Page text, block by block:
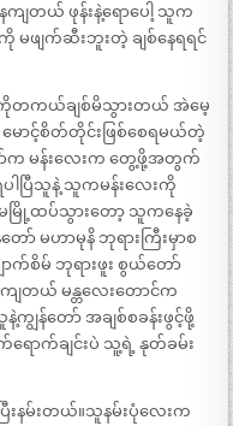
ကျတယ် ဖုန်းနဲ့ရောပေါ့ သူက
ဖျက်ဆီးဘူးတဲ့ ချစ်နေရရင်
တကယ်ချစ်မိသွားတယ် အဲမေ့
ာင့်စိတ်တိုင်းဖြစ်စေရမယ်တဲ့
ာ်က မန်းလေးက တွေ့ဖို့အတွက်
ပါပြီသူနဲ့ သူကမန်းလေးကို
မြို့ထပ်သွားတော့ သူကနေခဲ့
ာ် မဟာမုနိ ဘုရားကြီးမှာစ
ောက်စိမ် ဘုရားဖူး စွယ်တော်
ကျတယ် မန္တလေးတောင်က
ျွန်တော် အချစ်စခန်းဖွင့်ဖို့
ာက်ချင်းပဲ သူ့ရဲ့ နုတ်ခမ်း
းနမ်းတယ်။သူနမ်းပုံလေးက